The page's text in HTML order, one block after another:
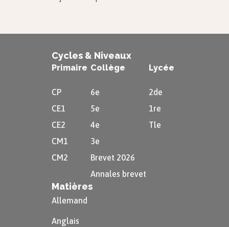
Cycles & Niveaux
Primaire
CP
CE1
CE2
CM1
CM2
Collège
6e
5e
4e
3e
Brevet 2026
Annales brevet
Lycée
2de
1re
Tle
Matières
Allemand
Anglais